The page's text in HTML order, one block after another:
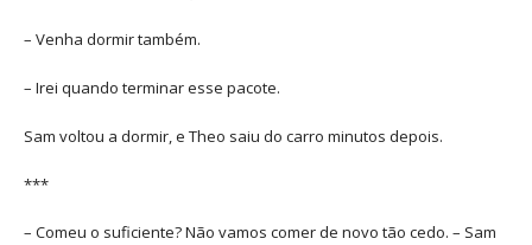
– Venha dormir também.
– Irei quando terminar esse pacote.
Sam voltou a dormir, e Theo saiu do carro minutos depois.
***
– Comeu o suficiente? Não vamos comer de novo tão cedo. – Sam